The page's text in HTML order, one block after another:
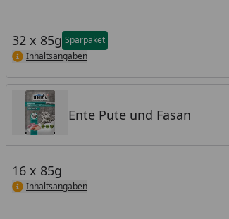
32 x 85g Sparpaket
Inhaltsangaben
Ente Pute und Fasan
16 x 85g
Inhaltsangaben